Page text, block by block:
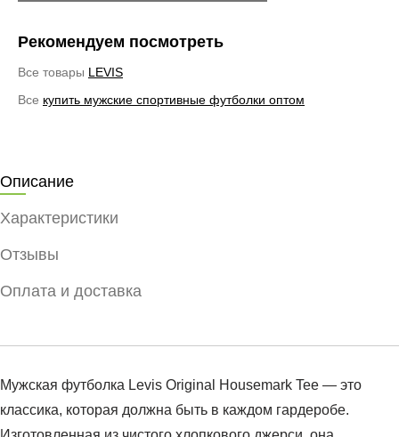
Рекомендуем посмотреть
Все товары LEVIS
Все купить мужские спортивные футболки оптом
Описание
Характеристики
Отзывы
Оплата и доставка
Мужская футболка Levis Original Housemark Tee — это
классика, которая должна быть в каждом гардеробе.